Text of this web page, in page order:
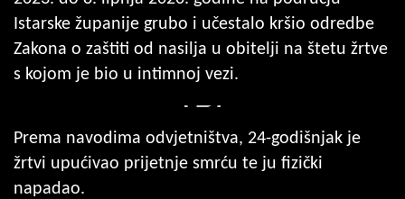
Istarske županije grubo i učestalo kršio odredbe
Zakona o zaštiti od nasilja u obitelji na štetu žrtve
s kojom je bio u intimnoj vezi.
Prema navodima odvjetništva, 24-godišnjak je
žrtvi upućivao prijetnje smrću te ju fizički
napadao.